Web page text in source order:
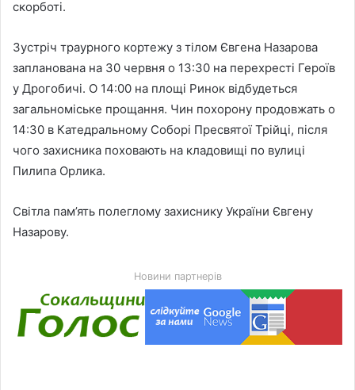
скорботі.
Зустріч траурного кортежу з тілом Євгена Назарова
запланована на 30 червня о 13:30 на перехресті Героїв
у Дрогобичі. О 14:00 на площі Ринок відбудеться
загальноміське прощання. Чин похорону продовжать о
14:30 в Катедральному Соборі Пресвятої Трійці, після
чого захисника поховають на кладовищі по вулиці
Пилипа Орлика.
Світла пам’ять полеглому захиснику України Євгену
Назарову.
Новини партнерів